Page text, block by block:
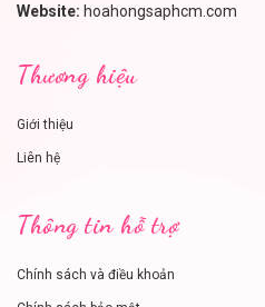
Website: hoahongsaphcm.com
Thương hiệu
Giới thiệu
Liên hệ
Thông tin hỗ trợ
Chính sách và điều khoản